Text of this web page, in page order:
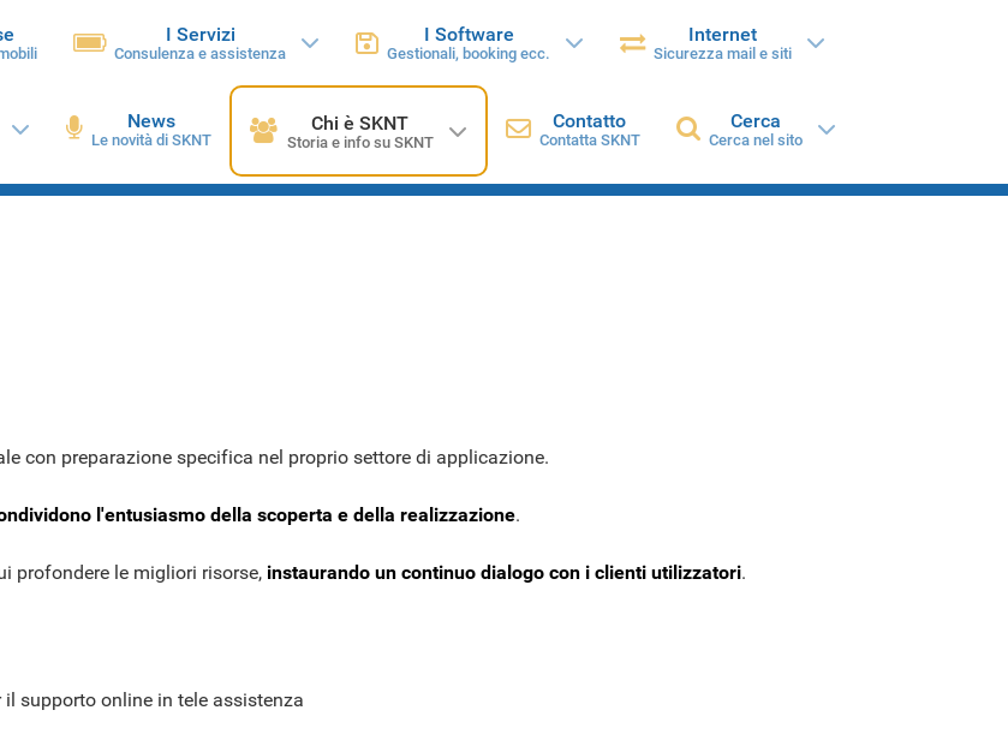
I Servizi
Consulenza e assistenza
I Software
Gestionali, booking ecc.
Internet
Sicurezza mail e siti
News
Le novità di SKNT
Chi è SKNT
Storia e info su SKNT
Contatto
Contatta SKNT
Cerca
Cerca nel sito
con preparazione specifica nel proprio settore di applicazione.
l'entusiasmo della scoperta e della realizzazione.
profondere le migliori risorse, instaurando un continuo dialogo con i clienti utilizzatori.
il supporto online in tele assistenza